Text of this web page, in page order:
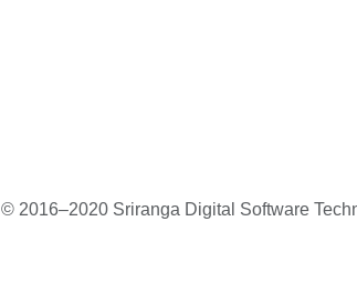
© 2016–2020 Sriranga Digital Software